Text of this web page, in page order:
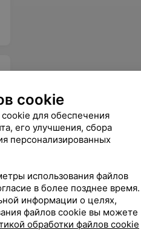
cookie
для обеспечения
его улучшения, сбора
персонализированных
использования файлов
в более позднее время.
информации о целях,
файлов cookie вы можете
обработки файлов cookie